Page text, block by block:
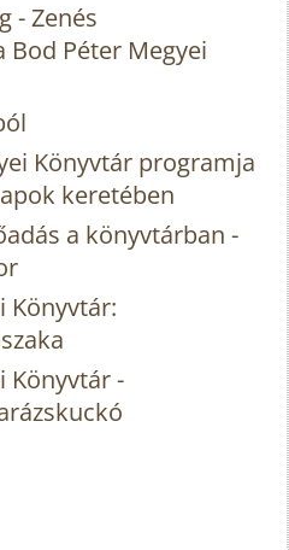
- Zenés
Péter Megyei
Könyvtár programja
keretében
a könyvtárban -
Könyvtár:
Könyvtár -